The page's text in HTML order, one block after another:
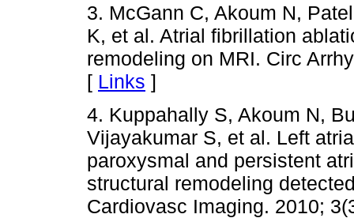
3. McGann C, Akoum N,
K, et al. Atrial fibrillation
remodeling on MRI. Circ
[ Links ]
4. Kuppahally S, Akoum N,
Vijayakumar S, et al. Left
paroxysmal and persistent
structural remodeling
Cardiovasc Imaging. 2010;